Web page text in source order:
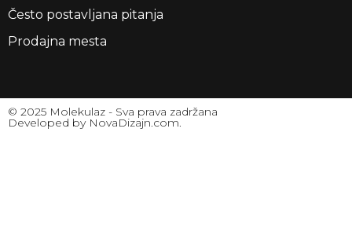
Često postavljana pitanja
Prodajna mesta
© 2025 Molekulaz - Sva prava zadržana
Developed by NovaDizajn.com.